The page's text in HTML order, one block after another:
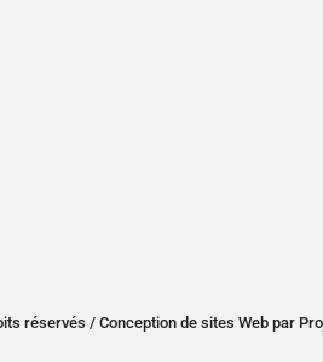
réservés /Conception de sites Web par